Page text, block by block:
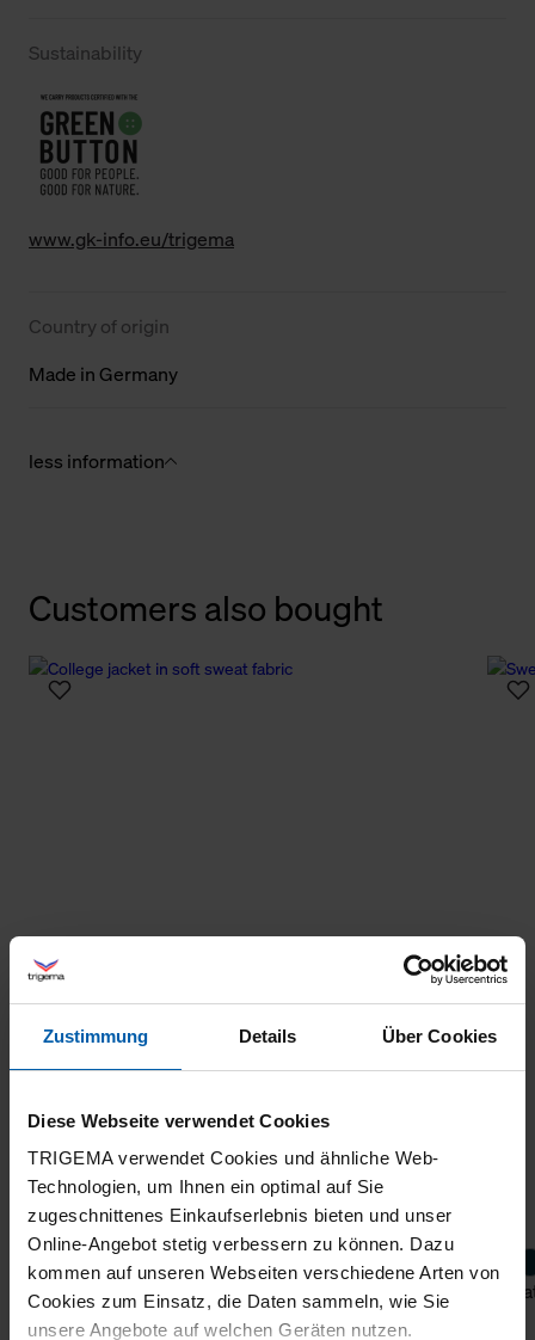
Zustimmung Details Über Cookies
Diese Webseite verwendet Cookies
TRIGEMA verwendet Cookies und ähnliche Web-
Technologien, um Ihnen ein optimal auf Sie
zugeschnittenes Einkaufserlebnis bieten und unser
Online-Angebot stetig verbessern zu können. Dazu
kommen auf unseren Webseiten verschiedene Arten von
Cookies zum Einsatz, die Daten sammeln, wie Sie
unsere Angebote auf welchen Geräten nutzen.
Sustainability
www.gk-info.eu/trigema
Country of origin
Made in Germany
less information
Customers also bought
College jacket in soft sweat fabric